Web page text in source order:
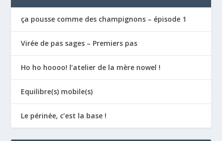
ça pousse comme des champignons – épisode 1
Virée de pas sages – Premiers pas
Ho ho hoooo! l’atelier de la mère nowel !
Equilibre(s) mobile(s)
Le périnée, c’est la base !